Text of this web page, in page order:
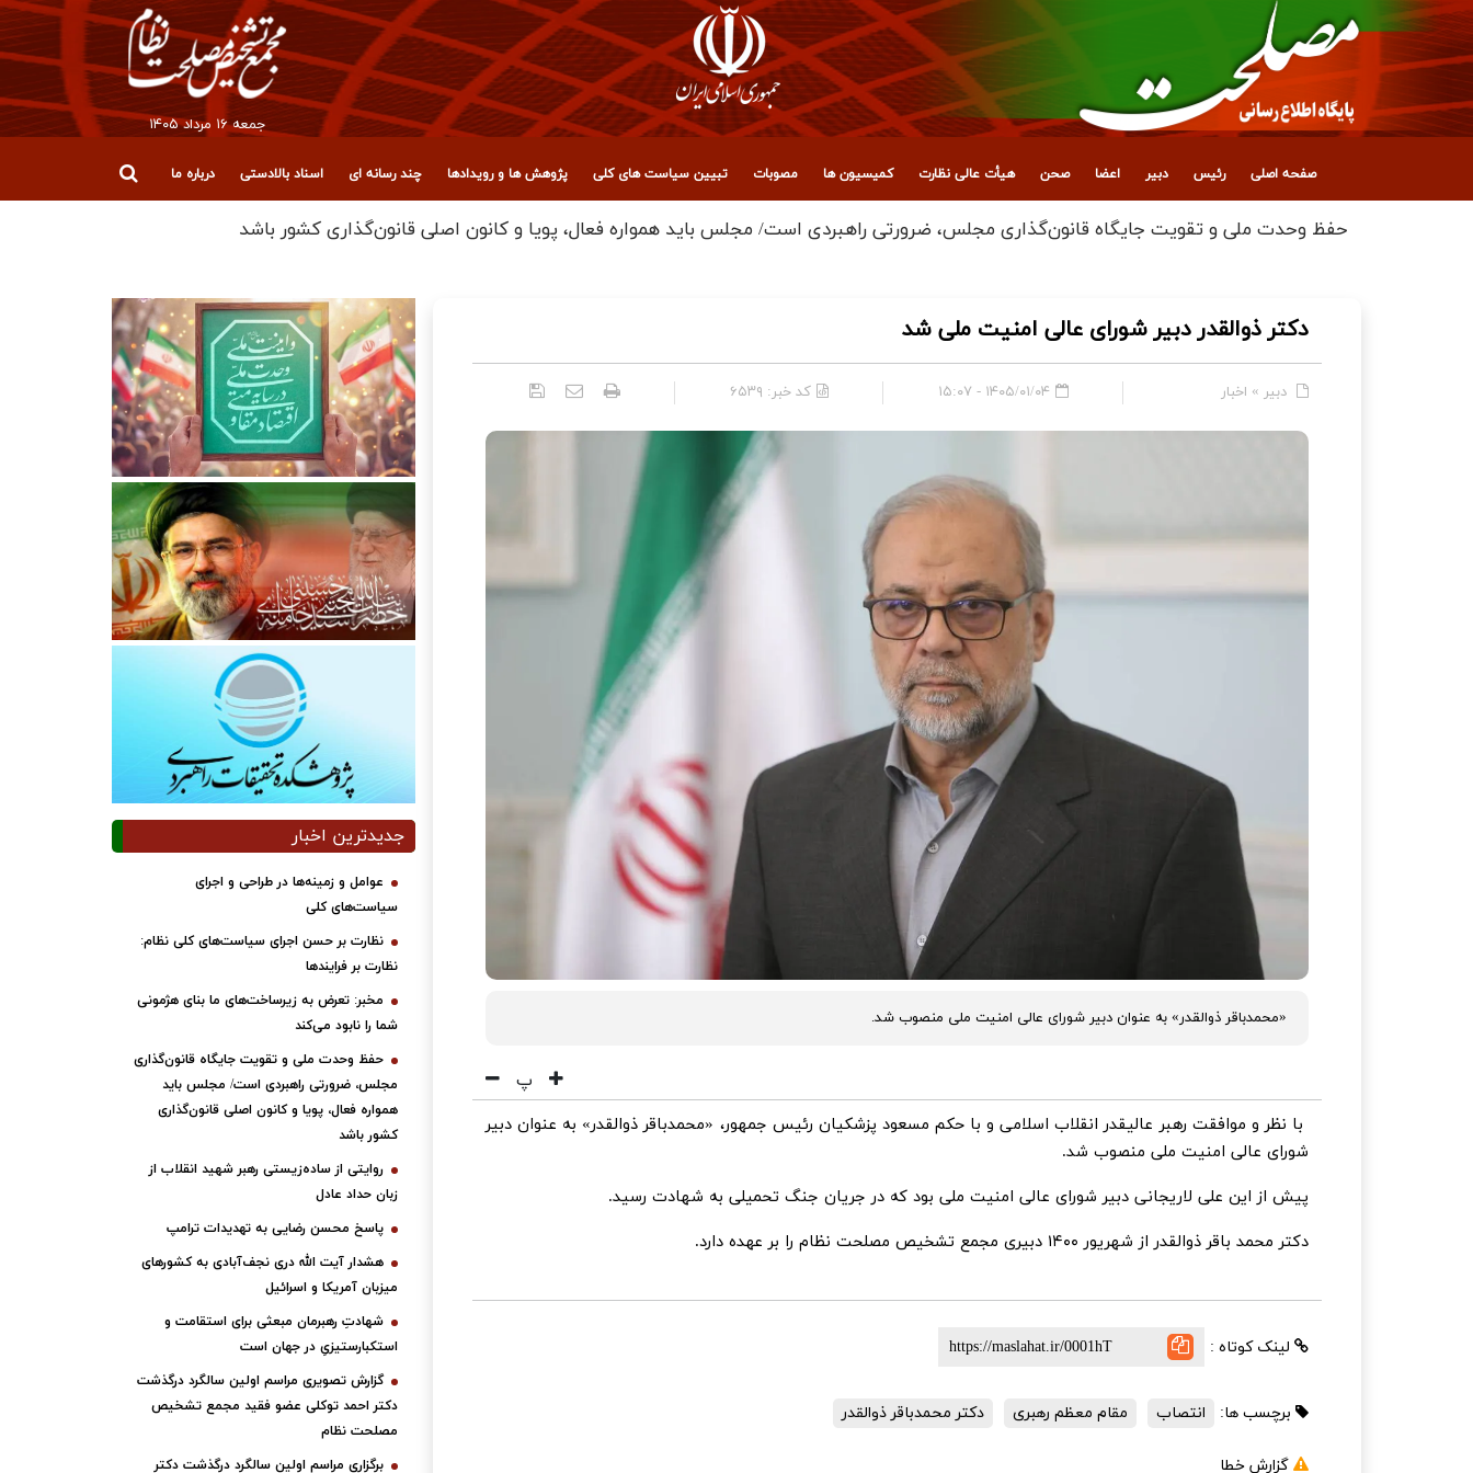
جمعه ۱۶ مرداد ۱۴۰۵
صفحه اصلی رئیس دبیر اعضا صحن هیأت عالی نظارت کمیسیون ها مصوبات تبیین سیاست های کلی پژوهش ها و رویدادها چند رسانه ای اسناد بالادستی درباره ما
پیام تسلیت دکتر کدخدایی به دکتر مظفر
دکتر ذوالقدر دبیر شورای عالی امنیت ملی شد
دبیر » اخبار ۱۴۰۵/۰۱/۰۴ - ۱۵:۰۷ کد خبر: ۶۵۳۹
«محمدباقر ذوالقدر» به عنوان دبیر شورای عالی امنیت ملی منصوب شد.
پ
با نظر و موافقت رهبر عالیقدر انقلاب اسلامی و با حکم مسعود پزشکیان رئیس جمهور، «محمدباقر ذوالقدر» به عنوان دبیر
شورای عالی امنیت ملی منصوب شد.
پیش از این علی لاریجانی دبیر شورای عالی امنیت ملی بود که در جریان جنگ تحمیلی به شهادت رسید.
دکتر محمد باقر ذوالقدر از شهریور ۱۴۰۰ دبیری مجمع تشخیص مصلحت نظام را بر عهده دارد.
لینک کوتاه :
برچسب ها: انتصاب مقام معظم رهبری دکتر محمدباقر ذوالقدر
گزارش خطا
جدیدترین اخبار
عوامل و زمینه‌ها در طراحی و اجرای
سیاست‌های کلی
نظارت بر حسن اجرای سیاست‌های کلی نظام:
نظارت بر فرایندها
مخبر: تعرض به زیرساخت‌های ما بنای هژمونی
شما را نابود می‌کند
حفظ وحدت ملی و تقویت جایگاه قانون‌گذاری
مجلس، ضرورتی راهبردی است/ مجلس باید
همواره فعال، پویا و کانون اصلی قانون‌گذاری
کشور باشد
روایتی از ساده‌زیستی رهبر شهید انقلاب از
زبان حداد عادل
پاسخ محسن رضایی به تهدیدات ترامپ
هشدار آیت الله دری نجف‌آبادی به کشورهای
میزبان آمریکا و اسرائیل
شهادتِ رهبرمان مبعثی برای استقامت و
استکبارستیزیِ در جهان است
گزارش تصویری مراسم اولین سالگرد درگذشت
دکتر احمد توکلی عضو فقید مجمع تشخیص
مصلحت نظام
برگزاری مراسم اولین سالگرد درگذشت دکتر